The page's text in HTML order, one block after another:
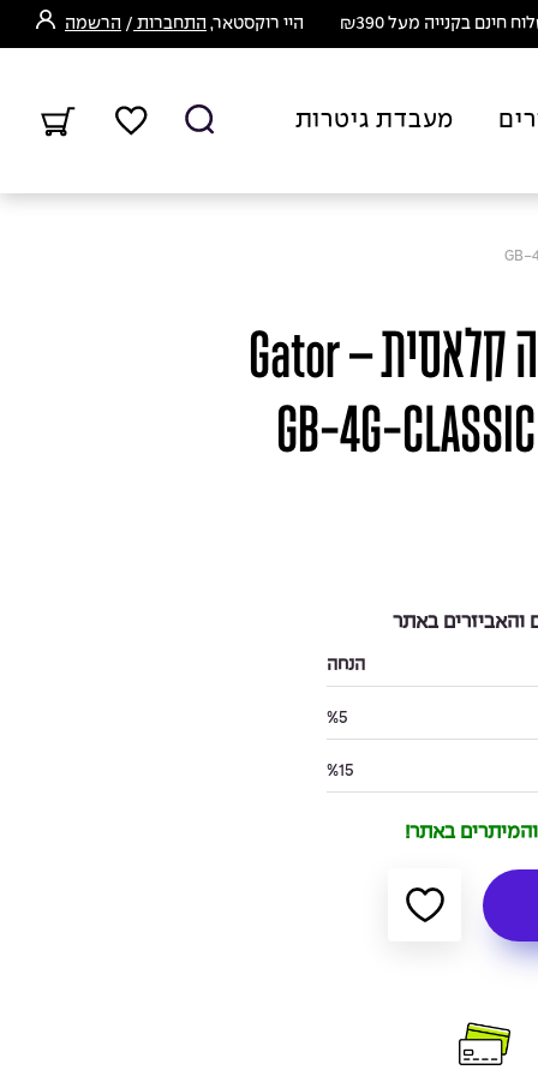
חינם בקנייה מעל ₪390 היי רוקסטאר, התחברות / הרשמה
מעבדת גיטרות
GB-
קייס מרופד לגיטרה קלאסית – Gator
GB-4G-
באתר
הנחה
%5
%15
והמיתרים באתר!